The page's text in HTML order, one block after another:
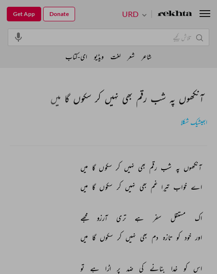
آنکھوں پہ شب رقم بھی نہیں کر سکوں گا میں
ابھیشیک شکلا
آنکھوں پہ شب رقم بھی نہیں کر سکوں گا میں
اے خواب تیرا غم بھی نہیں کر سکوں گا میں
اک مستقل سفر ہے تری آرزو مجھے
اور خود کو تازہ دم بھی نہیں کر سکوں گا میں
اس کو خدا بنانے کی ضد پر اڑا ہے
تو
URD
Get App Donate
شاعر شعر لغت ویڈیو ای-کتاب